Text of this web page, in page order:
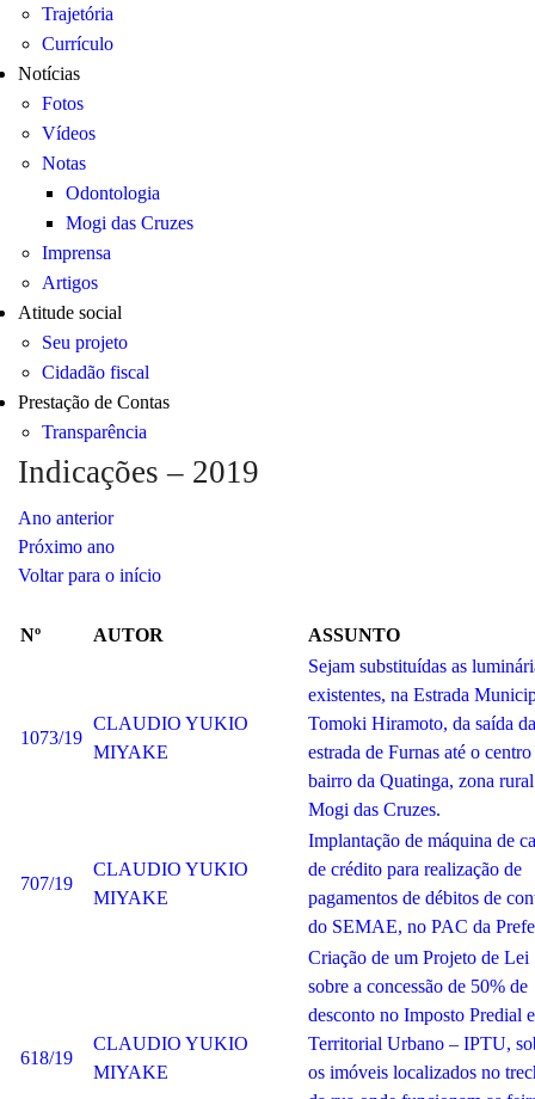
Trajetória
Currículo
Notícias
Fotos
Vídeos
Notas
Odontologia
Mogi das Cruzes
Imprensa
Artigos
Atitude social
Seu projeto
Cidadão fiscal
Prestação de Contas
Transparência
Indicações – 2019
Ano anterior
Próximo ano
Voltar para o início
Nº AUTOR ASSUNTO
1073/19
CLAUDIO YUKIO
MIYAKE
Sejam substituídas as
existentes, na Estrada
Tomoki Hiramoto, da saída da
estrada de Furnas até o
bairro da Quatinga, zona
Mogi das Cruzes.
707/19
CLAUDIO YUKIO
MIYAKE
Implantação de máquina de
de crédito para realização de
pagamentos de débitos de
do SEMAE, no PAC da
618/19
CLAUDIO YUKIO
MIYAKE
Criação de um Projeto de Lei
sobre a concessão de 50% de
desconto no Imposto Predial e
Territorial Urbano – IPTU,
os imóveis localizados no